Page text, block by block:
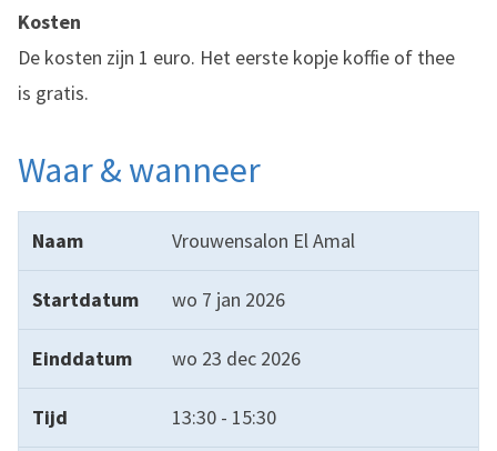
Kosten
De kosten zijn 1 euro. Het eerste kopje koffie of thee
is gratis.
Waar & wanneer
Naam Startdatum Einddatum Tijd Aantal
Vrouwensalon El Amal
wo 7 jan 2026
wo 23 dec 2026
13:30 - 15:30